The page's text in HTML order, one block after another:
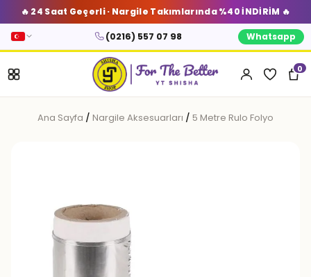
🔥 24 Saat Geçerli · Nargile Takımlarında %40 İNDİRİM 🔥
(0216) 557 07 98 Whatsapp
0
Ana Sayfa / Nargile Aksesuarları / 5 Metre Rulo Folyo